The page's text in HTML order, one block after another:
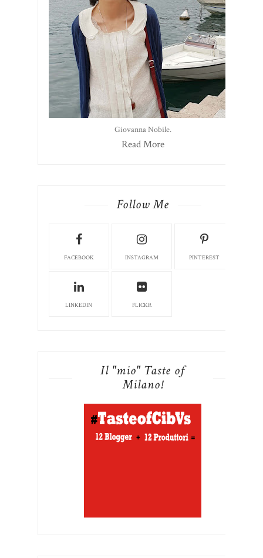
Giovanna Nobile.
Read More
Follow Me
FACEBOOK INSTAGRAM PINTEREST
LINKEDIN FLICKR
Il "mio" Taste of
Milano!